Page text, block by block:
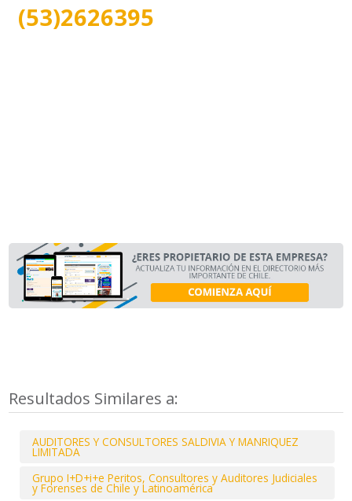
(53)2626395
Resultados Similares a:
AUDITORES Y CONSULTORES SALDIVIA Y MANRIQUEZ
LIMITADA
Grupo I+D+i+e Peritos, Consultores y Auditores Judiciales
y Forenses de Chile y Latinoamérica